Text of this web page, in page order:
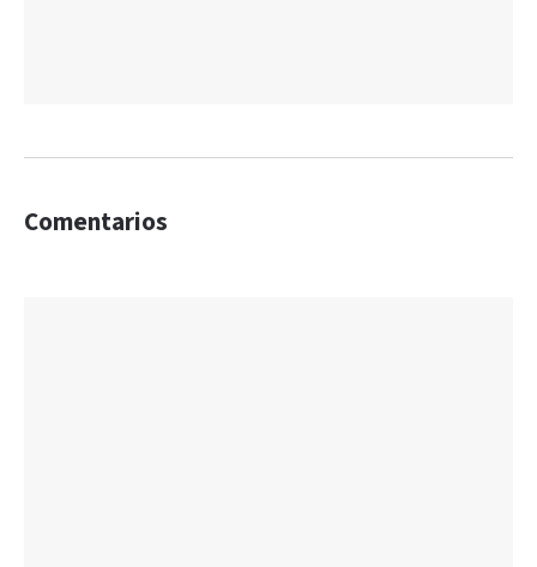
Comentarios